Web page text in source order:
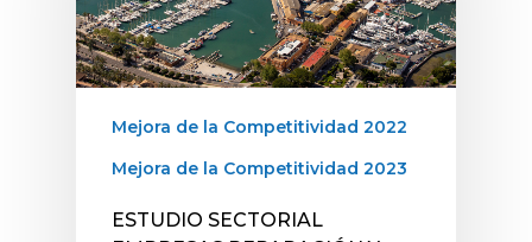
Mejora de la Competitividad 2022
Mejora de la Competitividad 2023
ESTUDIO SECTORIAL